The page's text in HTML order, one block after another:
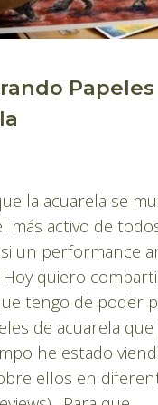
la acuarela se
más activo de
un performance
Hoy quiero
tengo de poder
de acuarela
he estado
ellos en